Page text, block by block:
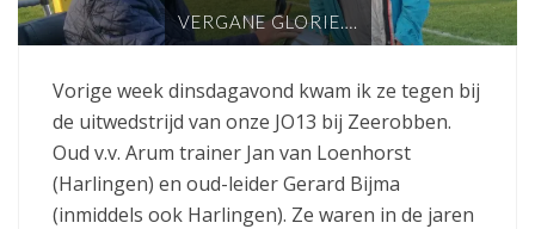
VERGANE GLORIE….
Vorige week dinsdagavond kwam ik ze tegen bij
de uitwedstrijd van onze JO13 bij Zeerobben.
Oud v.v. Arum trainer Jan van Loenhorst
(Harlingen) en oud-leider Gerard Bijma
(inmiddels ook Harlingen). Ze waren in de jaren